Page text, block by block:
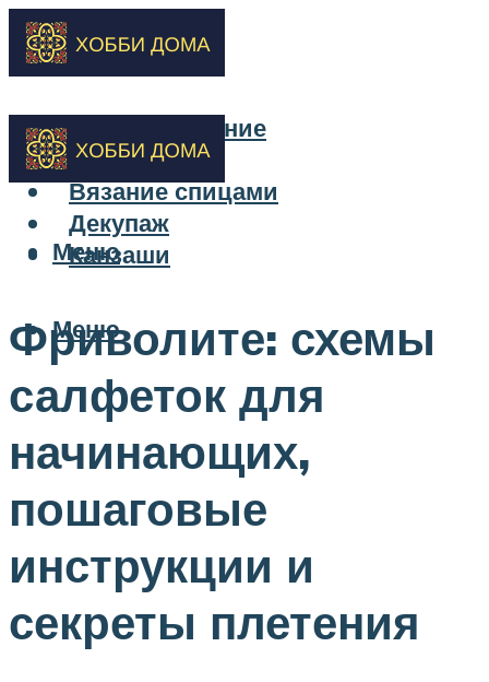
Бисероплетение
Вышивка
Вязание спицами
Декупаж
Канзаши
Меню
Меню
Фриволите: схемы
салфеток для
начинающих,
пошаговые
инструкции и
секреты плетения